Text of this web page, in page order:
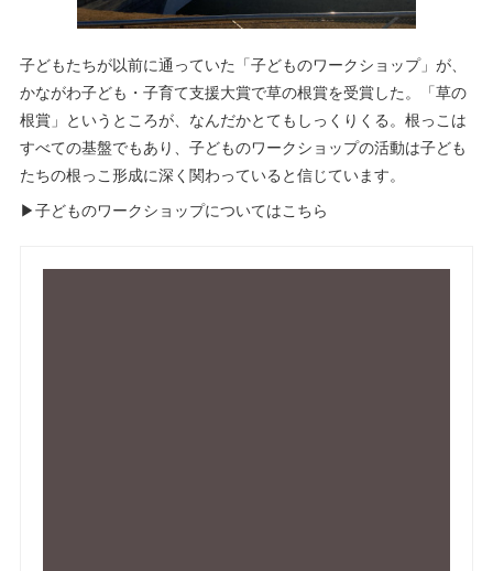
子どもたちが以前に通っていた「子どものワークショップ」が、
かながわ子ども・子育て支援大賞で草の根賞を受賞した。「草の
根賞」というところが、なんだかとてもしっくりくる。根っこは
すべての基盤でもあり、子どものワークショップの活動は子ども
たちの根っこ形成に深く関わっていると信じています。
▶子どものワークショップについてはこちら